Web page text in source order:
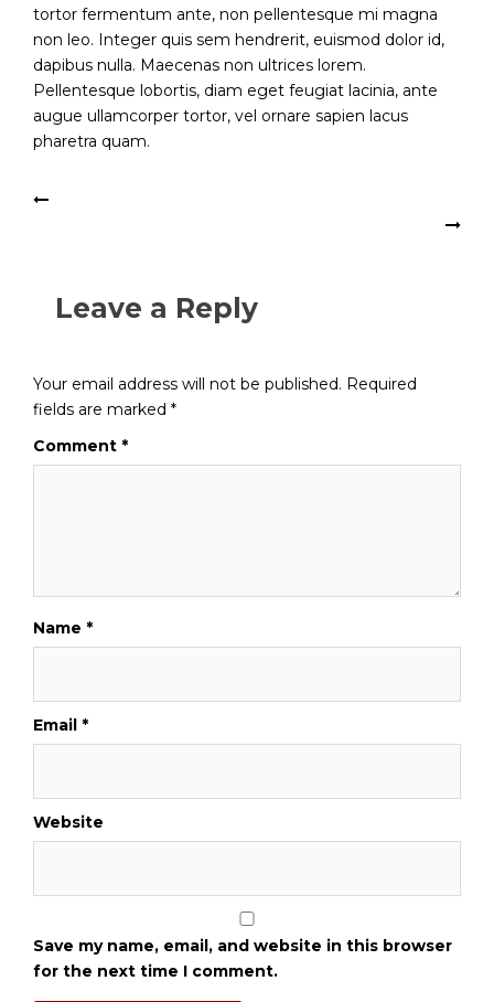
tortor fermentum ante, non pellentesque mi magna
non leo. Integer quis sem hendrerit, euismod dolor id,
dapibus nulla. Maecenas non ultrices lorem.
Pellentesque lobortis, diam eget feugiat lacinia, ante
augue ullamcorper tortor, vel ornare sapien lacus
pharetra quam.
Post
Leave a Reply
Your email address will not be published. Required
fields are marked *
Comment *
Name *
Email *
Website
Save my name, email, and website in this browser
for the next time I comment.